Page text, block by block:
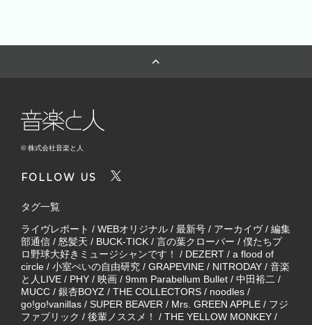
© 株式会社音楽と人
FOLLOW US
タグ一覧
ライヴレポート / WEBオリジナル / 最新号 / アーカイヴ/ 編集
部通信 / 怒髪天 / BUCK-TICK / 言の葉クローバー / 僕たちプ
ロ野球大好きミュージシャンです！
/ DEZERT / a flood of
circle / 小室ぺいの自由研究 / GRAPEVINE / NITRODAY / 音楽
と人LIVE / PHY / 映画 / 9mm Parabellum Bullet / 中田裕二 /
MUCC / 銀杏BOYZ / THE COLLECTORS / noodles /
go!go!vanillas / SUPER BEAVER / Mrs. GREEN APPLE / フジ
ファブリック / 後輩ノススメ！ / THE YELLOW MONKEY /